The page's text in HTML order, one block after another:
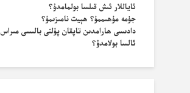
ئاياللار ئىش قىلسا بولمامدۇ؟
جۈمە مۇھىممۇ؟ ھېيت نامىزىمۇ؟
دادىسى ھارامدىن تاپقان پۇلنى بالىسى مىراس
ئالسا بولامدۇ؟